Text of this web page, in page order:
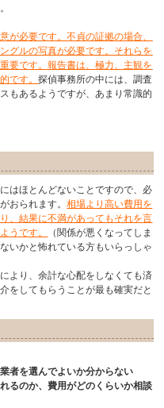
が必要です。不貞の証拠の場合、
グルの写真が必要です。それらを
要です。報告書は、極力、主観を
です。探偵事務所の中には、調査
もあるようですが、あまり常識的
はほとんどないことですので、必
おられます。相場より高い費用を
、結果に不満があってもそれを言
うです。
（関係が悪くなってしま
いかと怖れている方もいらっしゃ
より、余計な心配をしなくても済
をしてもらうことが最も確実だと
者を選んでよいか分からない
のか、費用がどのくらいか相談